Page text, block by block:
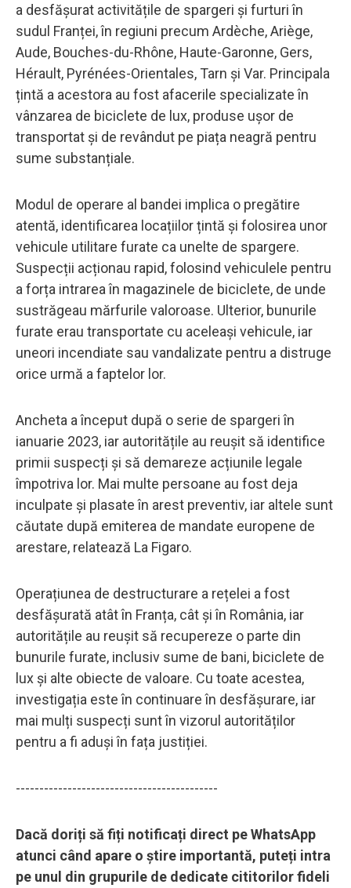
a desfășurat activitățile de spargeri și furturi în
sudul Franței, în regiuni precum Ardèche, Ariège,
Aude, Bouches-du-Rhône, Haute-Garonne, Gers,
Hérault, Pyrénées-Orientales, Tarn și Var. Principala
țintă a acestora au fost afacerile specializate în
vânzarea de biciclete de lux, produse ușor de
transportat și de revândut pe piața neagră pentru
sume substanțiale.
Modul de operare al bandei implica o pregătire
atentă, identificarea locațiilor țintă și folosirea unor
vehicule utilitare furate ca unelte de spargere.
Suspecții acționau rapid, folosind vehiculele pentru
a forța intrarea în magazinele de biciclete, de unde
sustrăgeau mărfurile valoroase. Ulterior, bunurile
furate erau transportate cu aceleași vehicule, iar
uneori incendiate sau vandalizate pentru a distruge
orice urmă a faptelor lor.
Ancheta a început după o serie de spargeri în
ianuarie 2023, iar autoritățile au reușit să identifice
primii suspecți și să demareze acțiunile legale
împotriva lor. Mai multe persoane au fost deja
inculpate și plasate în arest preventiv, iar altele sunt
căutate după emiterea de mandate europene de
arestare, relatează La Figaro.
Operațiunea de destructurare a rețelei a fost
desfășurată atât în Franța, cât și în România, iar
autoritățile au reușit să recupereze o parte din
bunurile furate, inclusiv sume de bani, biciclete de
lux și alte obiecte de valoare. Cu toate acestea,
investigația este în continuare în desfășurare, iar
mai mulți suspecți sunt în vizorul autorităților
pentru a fi aduși în fața justiției.
-------------------------------------------
Dacă doriți să fiți notificați direct pe WhatsApp
atunci când apare o știre importantă, puteți intra
pe unul din grupurile de dedicate cititorilor fideli